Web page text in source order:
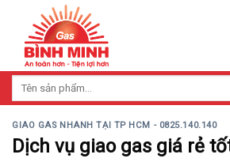
content
GIAO GAS NHANH TẠI TP HCM - 0825.140.140
Dịch vụ giao gas giá rẻ